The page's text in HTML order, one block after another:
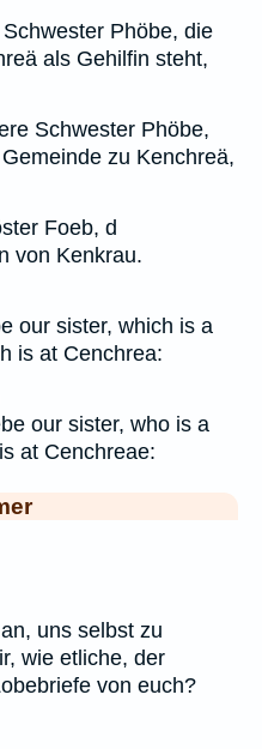
Phöbe, die
als Gehilfin steht,
Schwester Phöbe,
zu Kenchreä,
Foeb, d
von Kenkrau.
our sister, which is a
is at Cenchrea:
our sister, who is a
at Cenchreae:
uns selbst zu
wie etliche, der
von euch?